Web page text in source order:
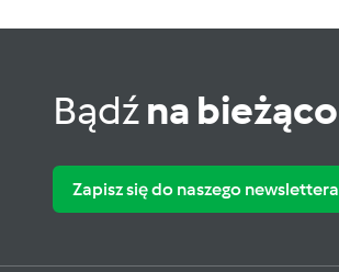
Bądźna bieżąco
Zapisz się do naszego newslettera